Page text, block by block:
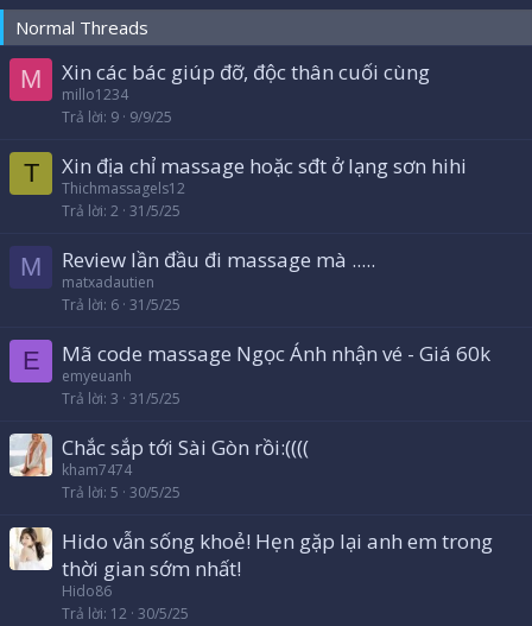
o
l
ê
h
c
Normal Threads
M Xin các bác giúp đỡ, độc thân cuối cùng
millo1234
Trả lời 9 9/9/25
T Xin địa chỉ massage hoặc sđt ở lạng sơn hihi
Thichmassagels12
Trả lời 2 31/5/25
M Review lần đầu đi massage mà .....
matxadautien
Trả lời 6 31/5/25
E Mã code massage Ngọc Ánh nhận vé - Giá 60k
emyeuanh
Trả lời 3 31/5/25
Chắc sắp tới Sài Gòn rồi:((((
kham7474
Trả lời 5 30/5/25
Hido vẫn sống khoẻ! Hẹn gặp lại anh em trong
thời gian sớm nhất!
Hido86
Trả lời 12 30/5/25